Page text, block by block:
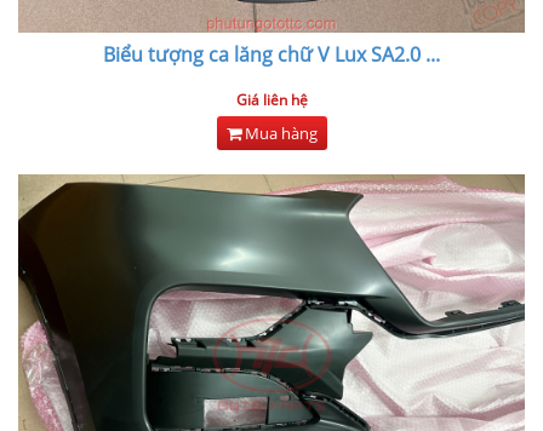
Biểu tượng ca lăng chữ V Lux SA2.0 ...
Giá liên hệ
Mua hàng